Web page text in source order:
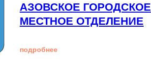
АЗОВСКОЕ ГОРОДСКОЕ
МЕСТНОЕ ОТДЕЛЕНИЕ
подробнее